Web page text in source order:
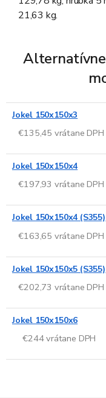
21,63 kg.
Jokel 150x150x3
€135,45 vrátane DPH
Jokel 150x150x4
€197,93 vrátane DPH
Jokel 150x150x4 (S355)
€163,65 vrátane DPH
Jokel 150x150x5 (S355)
€202,73 vrátane DPH
Jokel 150x150x6
€244 vrátane DPH